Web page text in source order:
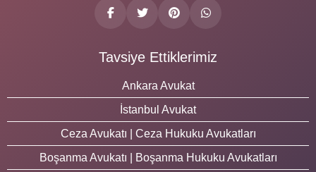
Tavsiye Ettiklerimiz
Ankara Avukat
İstanbul Avukat
Ceza Avukatı | Ceza Hukuku Avukatları
Boşanma Avukatı | Boşanma Hukuku Avukatları